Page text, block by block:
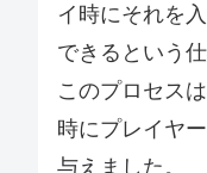
イ時にそれを
できるという
このプロセス
時にプレイヤ
与えました。